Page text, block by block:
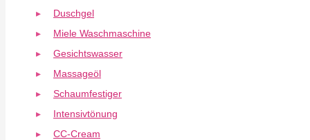
Duschgel
Miele Waschmaschine
Gesichtswasser
Massageöl
Schaumfestiger
Intensivtönung
CC-Cream